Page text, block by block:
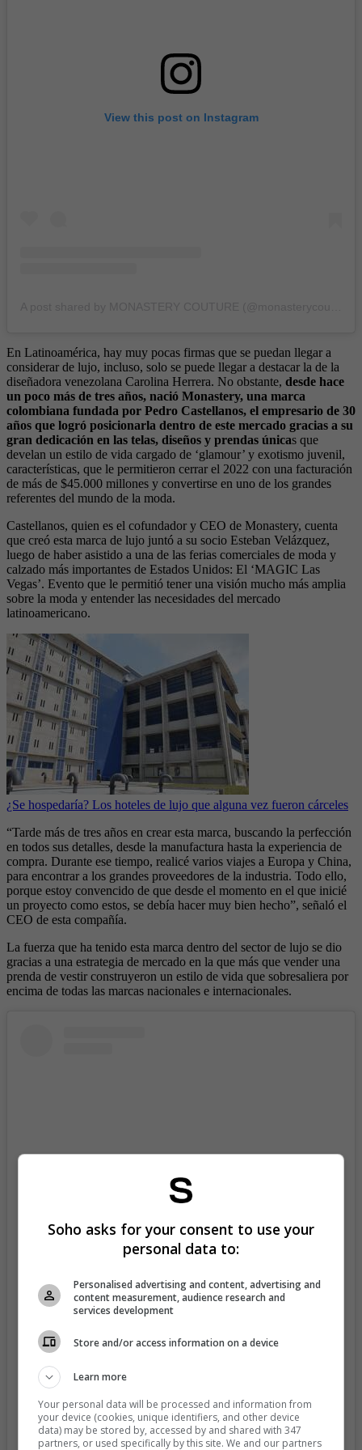
View this post on Instagram
En Latinoamérica, hay muy pocas firmas que se puedan llegar a
considerar de lujo, incluso, solo se puede llegar a destacar la de la
diseñadora venezolana Carolina Herrera. No obstante, desde hace
un poco más de tres años, nació Monastery, una marca
colombiana fundada por Pedro Castellanos, el empresario de 30
años que logró posicionarla dentro de este mercado gracias a su
gran dedicación en las telas, diseños y prendas únicas que
develan un estilo de vida cargado de ‘glamour’ y exotismo juvenil,
características, que le permitieron cerrar el 2022 con una facturación
de más de $45.000 millones y convertirse en uno de los grandes
referentes del mundo de la moda.
Castellanos, quien es el cofundador y CEO de Monastery, cuenta
que creó esta marca de lujo juntó a su socio Esteban Velázquez,
luego de haber asistido a una de las ferias comerciales de moda y
calzado más importantes de Estados Unidos: El ‘MAGIC Las
Vegas’. Evento que le permitió tener una visión mucho más amplia
sobre la moda y entender las necesidades del mercado
latinoamericano.
¿Se hospedaría? Los hoteles de lujo que alguna vez fueron cárceles
“Tarde más de tres años en crear esta marca, buscando la perfección
en todos sus detalles, desde la manufactura hasta la experiencia de
compra. Durante ese tiempo, realicé varios viajes a Europa y China,
para encontrar a los grandes proveedores de la industria. Todo ello,
porque estoy convencido de que desde el momento en el que inicié
un proyecto como estos, se debía hacer muy bien hecho”, señaló el
CEO de esta compañía.
La fuerza que ha tenido esta marca dentro del sector de lujo se dio
gracias a una estrategia de mercado en la que más que vender una
prenda de vestir construyeron un estilo de vida que sobresaliera por
encima de todas las marcas nacionales e internacionales.
View this post on Instagram
Soho asks for your consent to use your
personal data to:
Personalised advertising and content, advertising and
content measurement, audience research and
services development
Store and/or access information on a device
Learn more
Your personal data will be processed and information from
your device (cookies, unique identifiers, and other device
data) may be stored by, accessed by and shared with 347
partners, or used specifically by this site. We and our partners